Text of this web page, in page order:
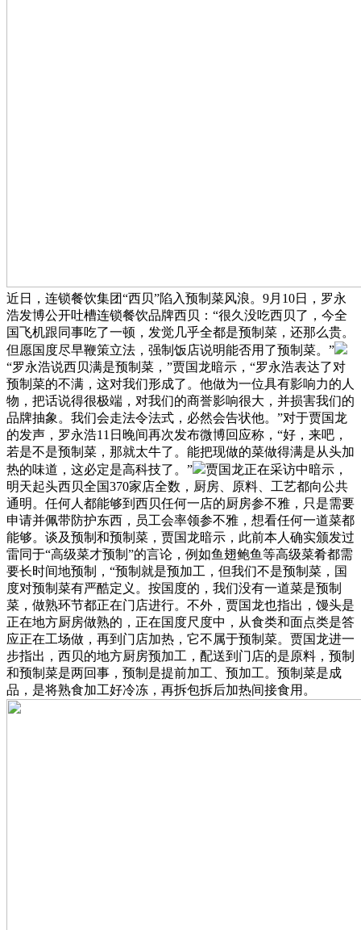
近日，连锁餐饮集团“西贝”陷入预制菜风浪。9月10日，罗永
浩发博公开吐槽连锁餐饮品牌西贝：“很久没吃西贝了，今全
国飞机跟同事吃了一顿，发觉几乎全都是预制菜，还那么贵。
但愿国度尽早鞭策立法，强制饭店说明能否用了预制菜。”
“罗永浩说西贝满是预制菜，”贾国龙暗示，“罗永浩表达了对
预制菜的不满，这对我们形成了。他做为一位具有影响力的人
物，把话说得很极端，对我们的商誉影响很大，并损害我们的
品牌抽象。我们会走法令法式，必然会告状他。”对于贾国龙
的发声，罗永浩11日晚间再次发布微博回应称，“好，来吧，
若是不是预制菜，那就太牛了。能把现做的菜做得满是从头加
热的味道，这必定是高科技了。”
贾国龙正在采访中暗示，
明天起头西贝全国370家店全数，厨房、原料、工艺都向公共
通明。任何人都能够到西贝任何一店的厨房参不雅，只是需要
申请并佩带防护东西，员工会率领参不雅，想看任何一道菜都
能够。谈及预制和预制菜，贾国龙暗示，此前本人确实颁发过
雷同于“高级菜才预制”的言论，例如鱼翅鲍鱼等高级菜肴都需
要长时间地预制，“预制就是预加工，但我们不是预制菜，国
度对预制菜有严酷定义。按国度的，我们没有一道菜是预制
菜，做熟环节都正在门店进行。不外，贾国龙也指出，馒头是
正在地方厨房做熟的，正在国度尺度中，从食类和面点类是答
应正在工场做，再到门店加热，它不属于预制菜。贾国龙进一
步指出，西贝的地方厨房预加工，配送到门店的是原料，预制
和预制菜是两回事，预制是提前加工、预加工。预制菜是成
品，是将熟食加工好冷冻，再拆包拆后加热间接食用。